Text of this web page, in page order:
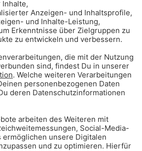
kostenlos streamen
im Online-Radio –